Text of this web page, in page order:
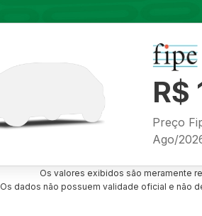
R$
Preço
Ago/
Os valores exibidos são meramente
Os dados não possuem validade oficial e não